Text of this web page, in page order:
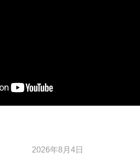
2026年8月4日